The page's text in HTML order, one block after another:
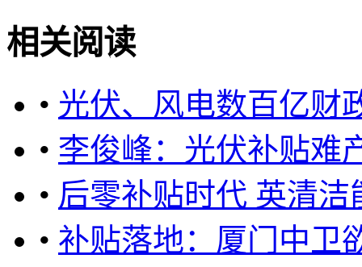
相关阅读
• 光伏、风电数百亿财
• 李俊峰：光伏补贴难
• 后零补贴时代 英清
• 补贴落地：厦门中卫